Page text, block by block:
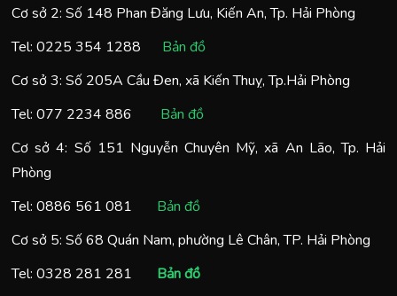
Cơ sở 2: Số 148 Phan Đăng Lưu, Kiến An, Tp. Hải Phòng
Tel: 0225 354 1288
Bản đồ
Cơ sở 3: Số 205A Cầu Đen, xã Kiến Thuỵ, Tp.Hải Phòng
Tel: 077 2234 886
Bản đồ
Cơ sở 4: Số 151 Nguyễn Chuyên Mỹ, xã An Lão, Tp. Hải
Phòng
Tel: 0886 561 081
Bản đồ
Cơ sở 5: Số 68 Quán Nam, phường Lê Chân, TP. Hải Phòng
Tel: 0328 281 281
Bản đồ